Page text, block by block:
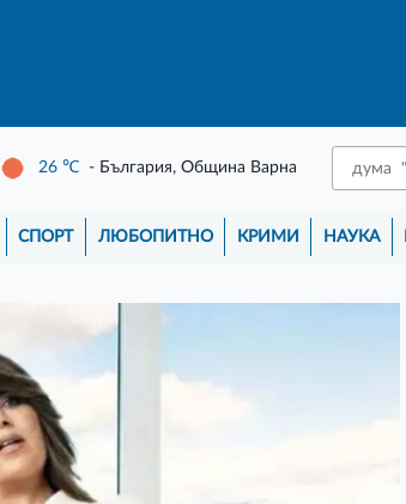
26 ℃ - България, Община Варна
СПОРТ ЛЮБОПИТНО КРИМИ НАУКА